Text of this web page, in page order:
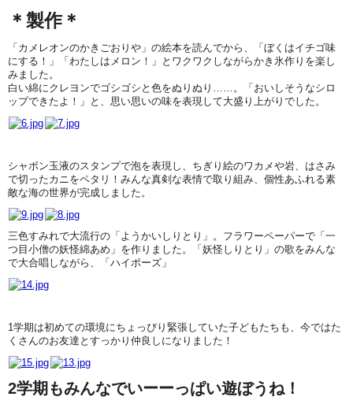
＊製作＊
「カメレオンのかきごおりや」の絵本を読んでから、「ぼくはイチゴ味
にする！」「わたしはメロン！」とワクワクしながらかき氷作りを楽し
みました。
白い綿にクレヨンでゴシゴシと色をぬりぬり……。「おいしそうなシロ
ップできたよ！」と、思い思いの味を表現して大盛り上がりでした。
シャボン玉液のスタンプで泡を表現し、ちぎり絵のワカメや岩、はさみ
で切ったカニをペタリ！みんな真剣な表情で取り組み、個性あふれる素
敵な海の世界が完成しました。
三色すみれで大流行の「ようかいしりとり」。フラワーペーパーで「一
つ目小僧の妖怪綿あめ」を作りました。「妖怪しりとり」の歌をみんな
で大合唱しながら、「ハイポーズ」
1学期は初めての環境にちょっぴり緊張していた子どもたちも、今ではた
くさんのお友達とすっかり仲良しになりました！
2学期もみんなでいーーっぱい遊ぼうね！